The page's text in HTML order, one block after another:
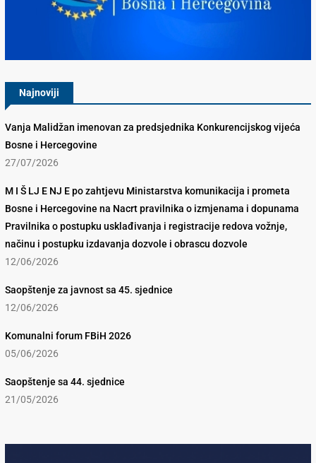
Najnoviji
Vanja Malidžan imenovan za predsjednika Konkurencijskog vijeća
Bosne i Hercegovine
27/07/2026
M I Š LJ E NJ E po zahtjevu Ministarstva komunikacija i prometa
Bosne i Hercegovine na Nacrt pravilnika o izmjenama i dopunama
Pravilnika o postupku usklađivanja i registracije redova vožnje,
načinu i postupku izdavanja dozvole i obrascu dozvole
12/06/2026
Saopštenje za javnost sa 45. sjednice
12/06/2026
Komunalni forum FBiH 2026
05/06/2026
Saopštenje sa 44. sjednice
21/05/2026